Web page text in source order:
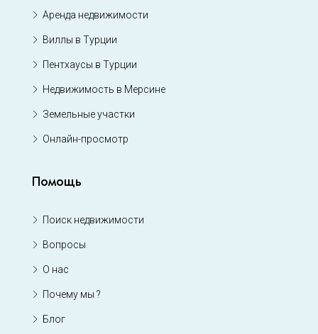
Аренда недвижимости
Виллы в Турции
Пентхаусы в Турции
Недвижимость в Мерсине
Земельные участки
Онлайн-просмотр
Помощь
Поиск недвижимости
Вопросы
О нас
Почему мы ?
Блог